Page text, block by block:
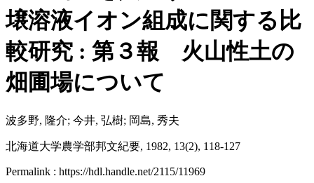
壌溶液イオン組成に関する比
較研究 : 第３報 火山性土の
畑圃場について
波多野, 隆介; 今井, 弘樹; 岡島, 秀夫
北海道大学農学部邦文紀要, 1982, 13(2), 118-127
Permalink : https://hdl.handle.net/2115/11969